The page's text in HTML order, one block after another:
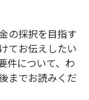
の採択を目指す
てお伝えしたい
件について、わ
までお読みくだ